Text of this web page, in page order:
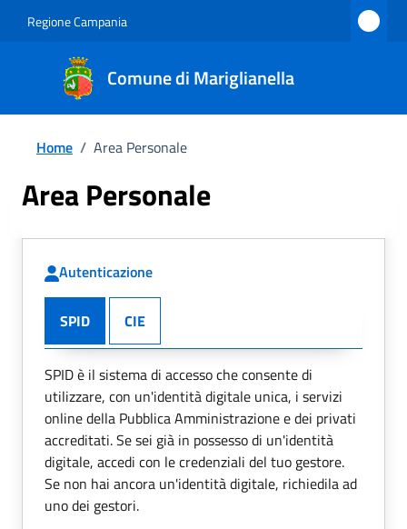
Regione Campania
Comune di Mariglianella
Home / Area Personale
Area Personale
Autenticazione
SPID CIE
SPID è il sistema di accesso che consente di
utilizzare, con un'identità digitale unica, i servizi
online della Pubblica Amministrazione e dei privati
accreditati. Se sei già in possesso di un'identità
digitale, accedi con le credenziali del tuo gestore.
Se non hai ancora un'identità digitale, richiedila ad
uno dei gestori.